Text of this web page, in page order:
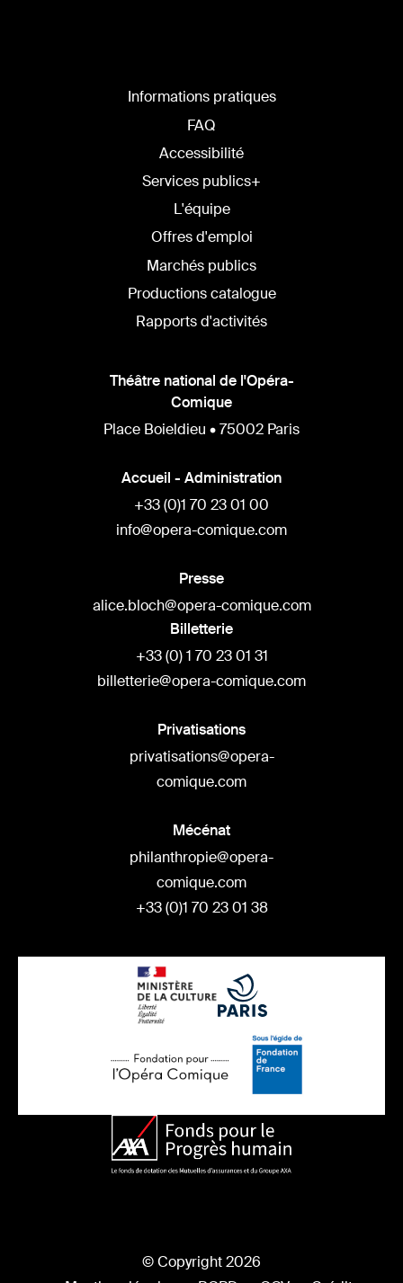
Informations pratiques
FAQ
Accessibilité
Services publics+
L'équipe
Offres d'emploi
Marchés publics
Productions catalogue
Rapports d'activités
Théâtre national de l'Opéra-
Comique
Place Boieldieu • 75002 Paris
Accueil - Administration
+33 (0)1 70 23 01 00
info@opera-comique.com
Presse
alice.bloch@opera-comique.com
Billetterie
+33 (0) 1 70 23 01 31
billetterie@opera-comique.com
Privatisations
privatisations@opera-
comique.com
Mécénat
philanthropie@opera-
comique.com
+33 (0)1 70 23 01 38
© Copyright 2026